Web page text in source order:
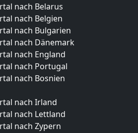
nach Belarus
nach Belgien
nach Bulgarien
nach Dänemark
nach England
nach Portugal
nach Bosnien
nach Irland
nach Lettland
nach Zypern